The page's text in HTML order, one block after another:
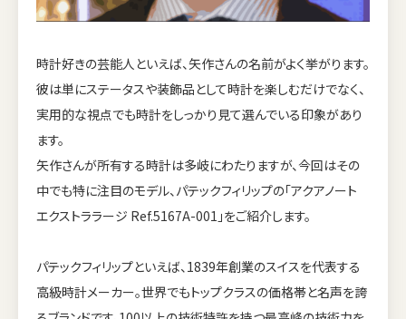
時計好きの芸能人といえば、矢作さんの名前がよく挙がります。
彼は単にステータスや装飾品として時計を楽しむだけでなく、
実用的な視点でも時計をしっかり見て選んでいる印象があり
ます。
矢作さんが所有する時計は多岐にわたりますが、今回はその
中でも特に注目のモデル、パテックフィリップの「アクアノート
エクストララージ Ref.5167A-001」をご紹介します。
パテックフィリップといえば、1839年創業のスイスを代表する
高級時計メーカー。世界でもトップクラスの価格帯と名声を誇